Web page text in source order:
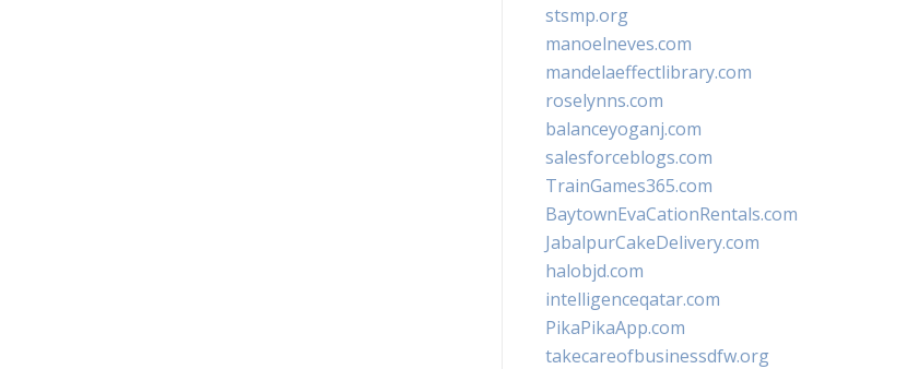
stsmp.org
manoelneves.com
mandelaeffectlibrary.com
roselynns.com
balanceyoganj.com
salesforceblogs.com
TrainGames365.com
BaytownEvaCationRentals.com
JabalpurCakeDelivery.com
halobjd.com
intelligenceqatar.com
PikaPikaApp.com
takecareofbusinessdfw.org